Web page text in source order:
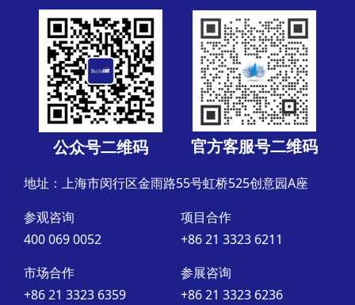
公众号二维码 官方客服号二维码
地址：上海市闵行区金雨路55号虹桥525创意园A座
参观咨询
400 069 0052
项目合作
+86 21 3323 6211
市场合作
+86 21 3323 6359
参展咨询
+86 21 3323 6236